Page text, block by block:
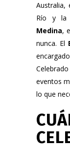
Australia,
Río y la
Medina,
nunca. El
eventos
lo que